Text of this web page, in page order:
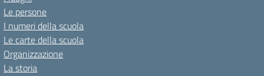
Le persone
I numeri della scuola
Le carte della scuola
Organizzazione
La storia